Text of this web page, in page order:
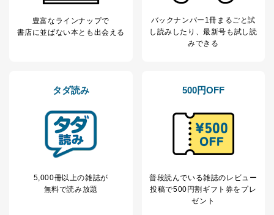
応じた新商品・サービスに関する
広告のため
当社にお問合わせ
お問い合わせ対応、トラブル対
処、オペレーター教育など応対品
Aサービス利用者
ｅメール等によるカスタマーQ＆A
ｅメール等による商品、サービ
ス、キャンペーン等の広告に関す
採用応募者の方の
当社の従業者の個
人情報
人事、総務などの雇用管理等のた
豊富なラインナップで
書店に並ばない本とも出会える
バックナンバー1冊まるごと試
し読み したり、最新号も試し読
みできる
タダ読み
5,000冊以上の雑誌が
無料で読み放題
500円OFF
普段読んでいる雑誌のレビュー
投稿で500円割ギフト券をプレ
ゼント